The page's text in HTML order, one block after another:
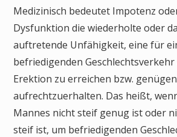
Medizinisch bedeutet Impotenz
Dysfunktion die wiederholte oder
auftretende Unfähigkeit, eine für
befriedigenden
Erektion zu erreichen bzw.
aufrechtzuerhalten. Das heißt,
Mannes nicht steif genug ist oder
steif ist, um befriedigenden